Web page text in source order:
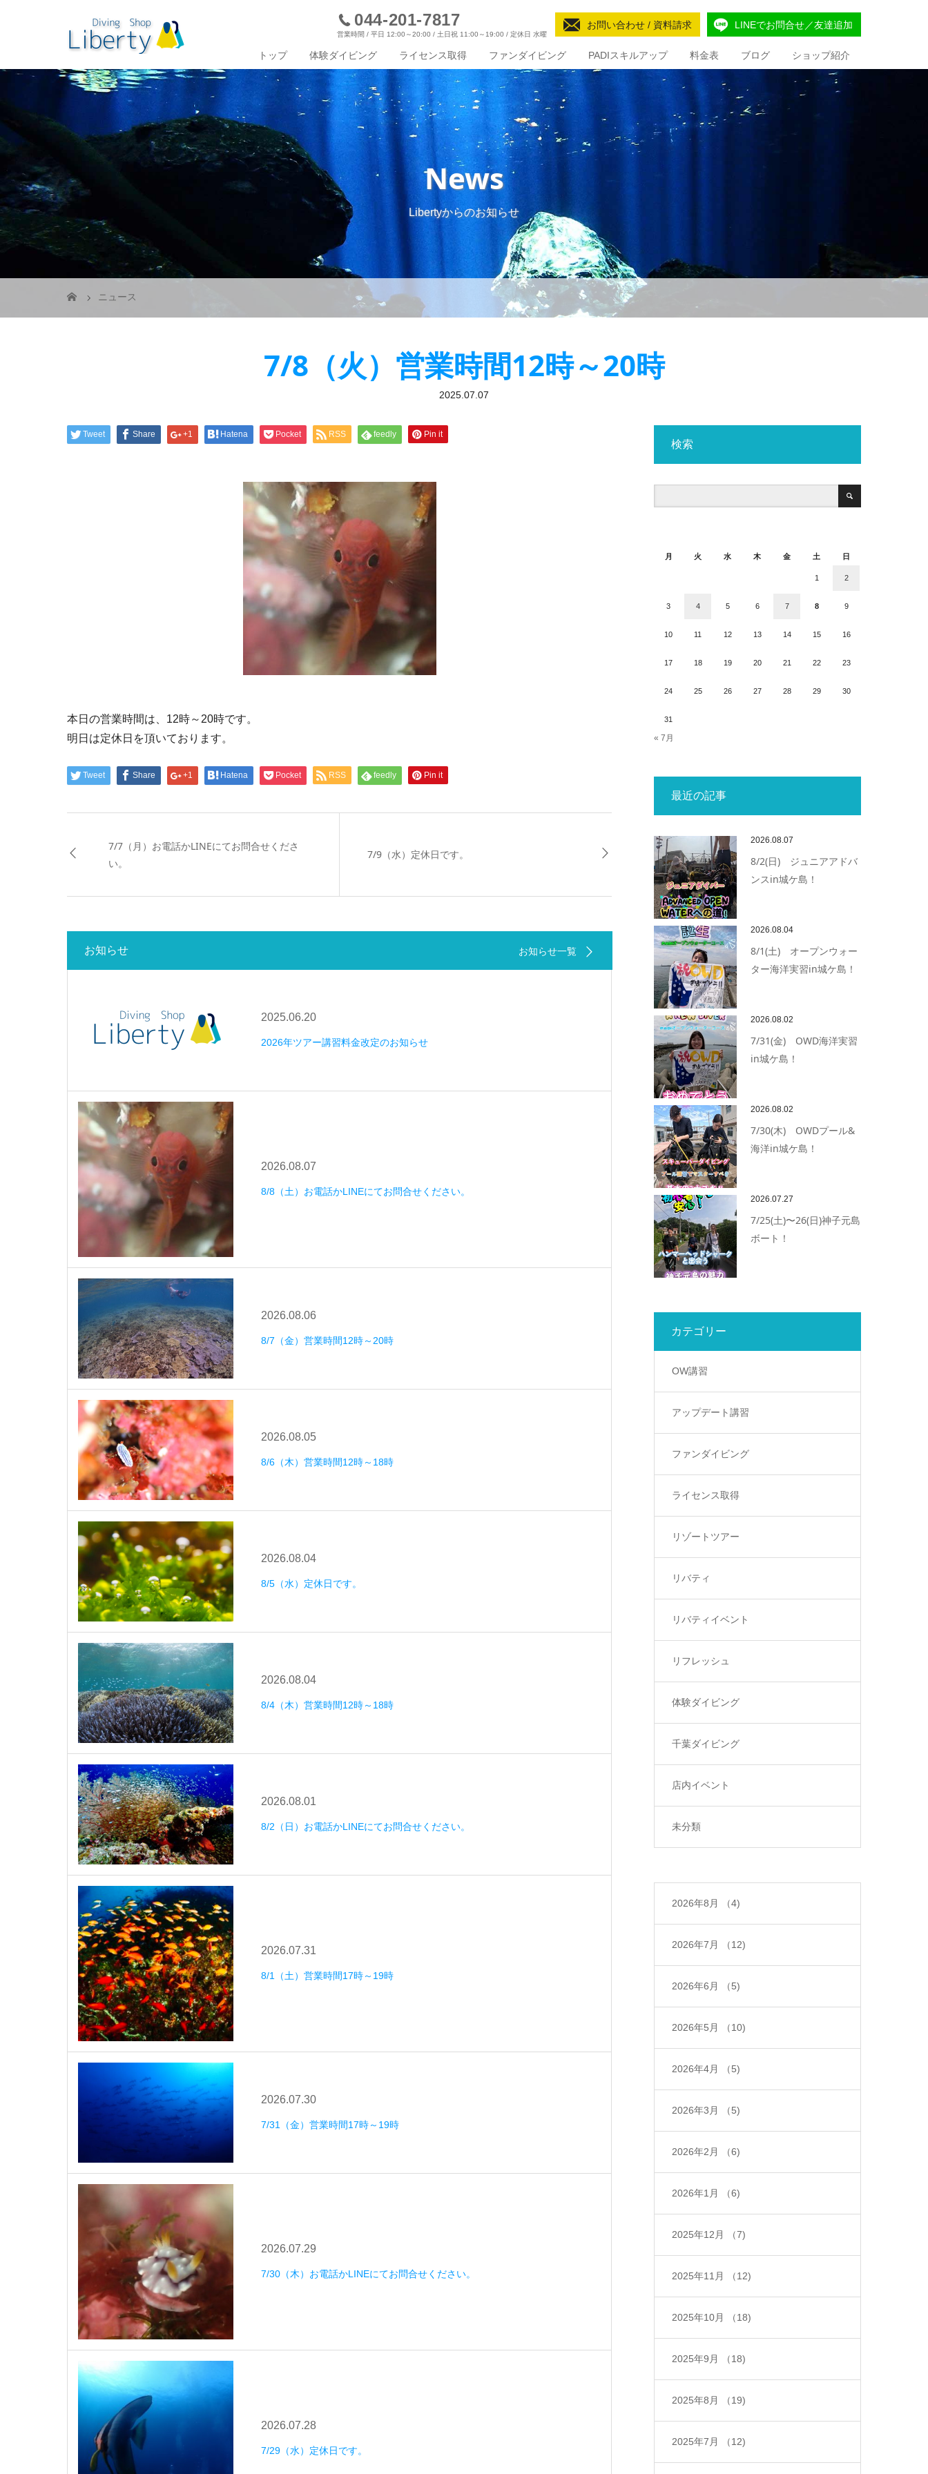
044-201-7817
営業時間 / 平日 12:00～20:00 / 土日祝 11:00～19:00 / 定休日 水曜
お問い合わせ / 資料請求 LINEでお問合せ／友達追加
トップ 体験ダイビング ライセンス取得 ファンダイビング PADIスキルアップ 料金表 ブログ ショップ紹介
News
Libertyからのお知らせ
ニュース
7/8（火）営業時間12時～20時
2025.07.07
Tweet Share +1 Hatena Pocket RSS feedly Pin it
本日の営業時間は、12時～20時です。
明日は定休日を頂いております。
Tweet Share +1 Hatena Pocket RSS feedly Pin it
7/7（月）お電話かLINEにてお問合せくださ
い。
7/9（水）定休日です。
お知らせ お知らせ一覧
2025.06.20
2026年ツアー講習料金改定のお知らせ
2026.08.07
8/8（土）お電話かLINEにてお問合せください。
2026.08.06
8/7（金）営業時間12時～20時
2026.08.05
8/6（木）営業時間12時～18時
2026.08.04
8/5（水）定休日です。
2026.08.04
8/4（木）営業時間12時～18時
2026.08.01
8/2（日）お電話かLINEにてお問合せください。
2026.07.31
8/1（土）営業時間17時～19時
2026.07.30
7/31（金）営業時間17時～19時
2026.07.29
7/30（木）お電話かLINEにてお問合せください。
2026.07.28
7/29（水）定休日です。
検索
月
火 水 木 金 土 日
1 2
3 4 5 6 7 8 9
10 11 12 13 14 15 16
17 18 19 20 21 22 23
24 25 26 27 28 29 30
31
« 7月
最近の記事
2026.08.07
8/2(日) ジュニアアドバ
ンスin城ケ島！
2026.08.04
8/1(土) オープンウォー
ター海洋実習in城ケ島！
2026.08.02
7/31(金) OWD海洋実習
in城ケ島！
2026.08.02
7/30(木) OWDプール&
海洋in城ケ島！
2026.07.27
7/25(土)〜26(日)神子元島
ボート！
カテゴリー
OW講習
アップデート講習
ファンダイビング
ライセンス取得
リゾートツアー
リバティ
リバティイベント
リフレッシュ
体験ダイビング
千葉ダイビング
店内イベント
未分類
2026年8月 （4)
2026年7月 （12)
2026年6月 （5)
2026年5月 （10)
2026年4月 （5)
2026年3月 （5)
2026年2月 （6)
2026年1月 （6)
2025年12月 （7)
2025年11月 （12)
2025年10月 （18)
2025年9月 （18)
2025年8月 （19)
2025年7月 （12)